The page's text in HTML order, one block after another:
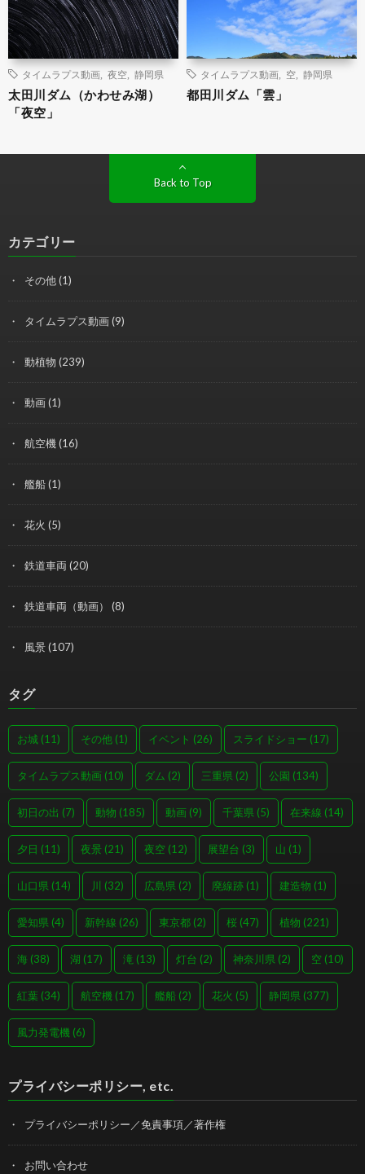
タイムラプス動画 夜空 静岡県
太田川ダム（かわせみ湖）
「夜空」
タイムラプス動画 空 静岡県
都田川ダム「雲」
Back to Top
カテゴリー
その他(1)
タイムラプス動画(9)
動植物 (239)
動画(1)
航空機(16)
艦船(1)
花火 (5)
鉄道車両 (20)
鉄道車両（動画） (8)
風景(107)
タグ
お城 (11) その他 (1) イベント (26) スライドショー (17)
タイムラプス動画 (10) ダム (2) 三重県 (2) 公園 (134)
初日の出 (7) 動物 (185) 動画 (9) 千葉県 (5) 在来線 (14)
夕日 (11) 夜景 (21) 夜空 (12) 展望台 (3) 山 (1)
山口県 (14) 川 (32) 広島県 (2) 廃線跡 (1) 建造物 (1)
愛知県 (4) 新幹線 (26) 東京都 (2) 桜 (47) 植物 (221)
海 (38) 湖 (17) 滝 (13) 灯台 (2) 神奈川県 (2) 空 (10)
紅葉 (34) 航空機 (17) 艦船 (2) 花火 (5) 静岡県 (377)
風力発電機 (6)
プライバシーポリシー, etc.
プライバシーポリシー／免責事項／著作権
お問い合わせ